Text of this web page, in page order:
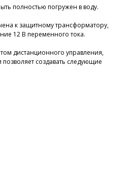
полностью погружен в воду.
к защитному трансформатору,
12 В переменного тока.
дистанционного управления,
создавать следующие